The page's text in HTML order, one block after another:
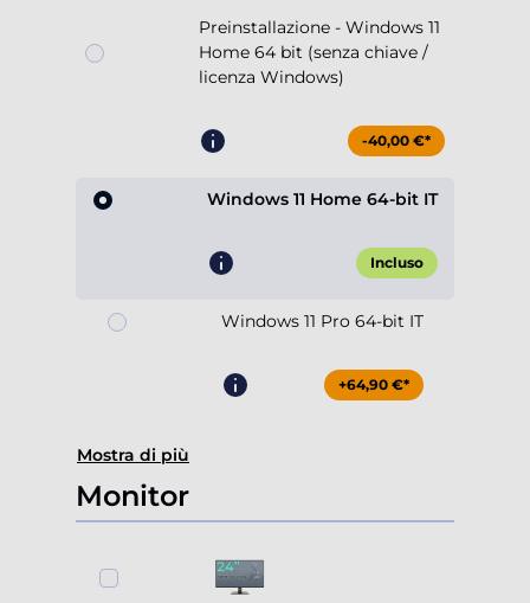
Preinstallazione - Windows 11
Home 64 bit (senza chiave /
licenza Windows)
-40,00 €*
Windows 11 Home 64-bit IT
Incluso
Windows 11 Pro 64-bit IT
+64,90 €*
Mostra di più
Monitor